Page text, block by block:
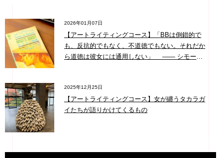
2026年01月07日
【アートライティングコース】「BBは倒錯的で
も、反抗的でもなく、不道徳でもない。それだか
ら道徳は彼女には通用しない」 ―― シモー
2025年12月25日
【アートライティングコース】女が纏うタカラガ
イたちが語りかけてくるもの